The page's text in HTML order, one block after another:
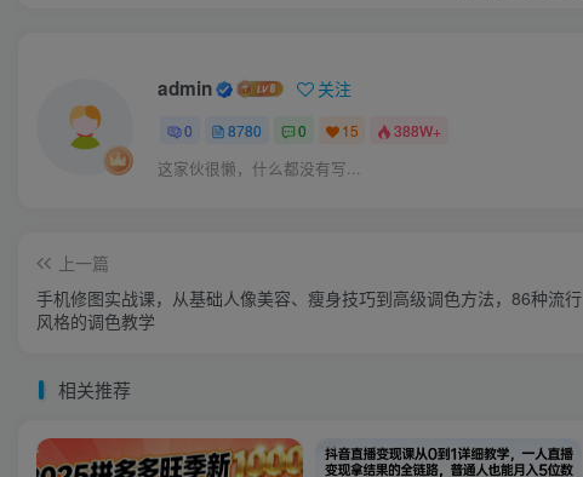
admin 关注
0 8780 0 15 388W+
这家伙很懒，什么都没有写...
上一篇
手机修图实战课，从基础人像美容、瘦身技巧到高级调色方法，86种流行
风格的调色教学
相关推荐